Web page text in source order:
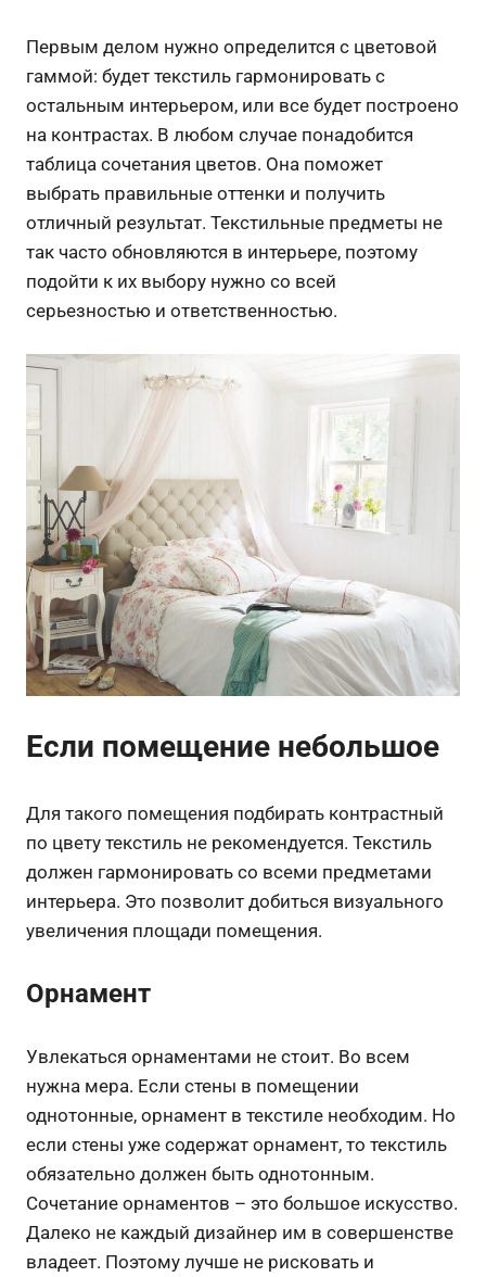
Первым делом нужно определится с цветовой
гаммой: будет текстиль гармонировать с
остальным интерьером, или все будет построено
на контрастах. В любом случае понадобится
таблица сочетания цветов. Она поможет
выбрать правильные оттенки и получить
отличный результат. Текстильные предметы не
так часто обновляются в интерьере, поэтому
подойти к их выбору нужно со всей
серьезностью и ответственностью.
Если помещение небольшое
Для такого помещения подбирать контрастный
по цвету текстиль не рекомендуется. Текстиль
должен гармонировать со всеми предметами
интерьера. Это позволит добиться визуального
увеличения площади помещения.
Орнамент
Увлекаться орнаментами не стоит. Во всем
нужна мера. Если стены в помещении
однотонные, орнамент в текстиле необходим. Но
если стены уже содержат орнамент, то текстиль
обязательно должен быть однотонным.
Сочетание орнаментов – это большое искусство.
Далеко не каждый дизайнер им в совершенстве
владеет. Поэтому лучше не рисковать и